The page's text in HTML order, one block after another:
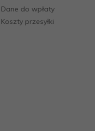
Dane do wpłaty
Koszty przesyłki